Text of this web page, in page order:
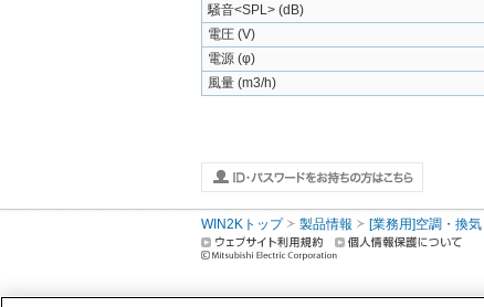
騒音<SPL> (dB)
電圧 (V)
電源 (φ)
風量 (m3/h)
WIN2Kトップ 製品情報 [業務用]空調・換気